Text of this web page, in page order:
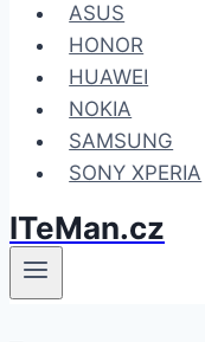
ASUS
HONOR
HUAWEI
NOKIA
SAMSUNG
SONY XPERIA
ITeMan.cz